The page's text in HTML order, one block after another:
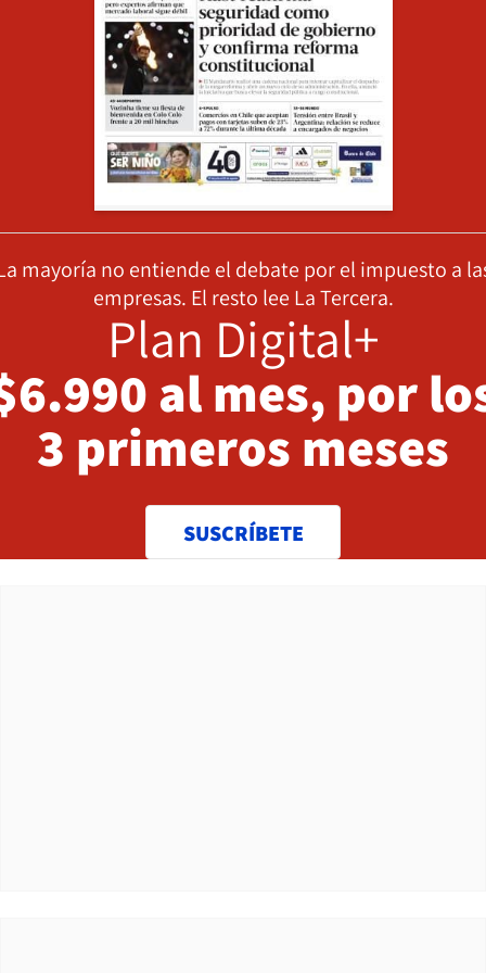
mayoría no entiende el debate por el impuesto a
empresas. El resto lee La Tercera.
Plan Digital+
al mes, por
3 primeros meses
SUSCRÍBETE